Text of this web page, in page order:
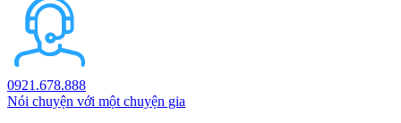
0921.678.888
Nói chuyện với một chuyện gia